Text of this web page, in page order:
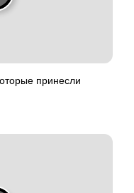
принесли